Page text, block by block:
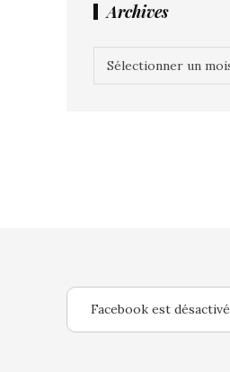
Archives
Facebook est désactivé